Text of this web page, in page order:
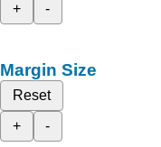
+
-
Margin Size
Reset
+
-